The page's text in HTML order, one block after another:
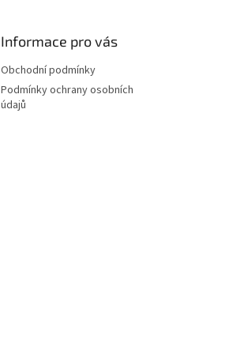
Informace pro vás
Obchodní podmínky
Podmínky ochrany osobních
údajů